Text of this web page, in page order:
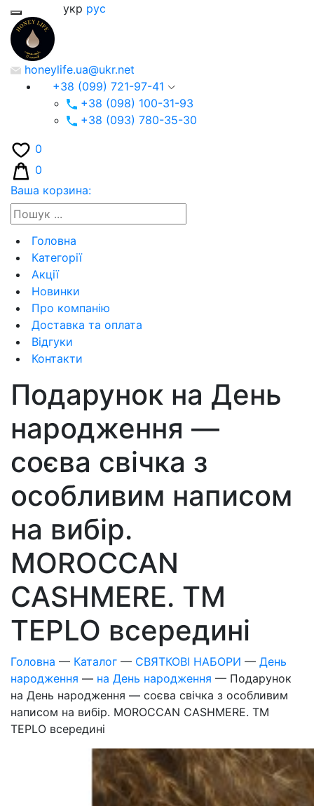
укр рус
honeylife.ua@ukr.net
+38 (099) 721-97-41
+38 (098) 100-31-93
+38 (093) 780-35-30
0
0
Ваша корзина:
Головна
Категорії
Акції
Новинки
Про компанію
Доставка та оплата
Відгуки
Контакти
Подарунок на День
народження —
соєва свічка з
особливим написом
на вибір.
MOROCCAN
CASHMERE. ТМ
TEPLO всередині
Головна — Каталог — СВЯТКОВІ НАБОРИ — День
народження — на День народження — Подарунок
на День народження — соєва свічка з особливим
написом на вибір. MOROCCAN CASHMERE. ТМ
TEPLO всередині